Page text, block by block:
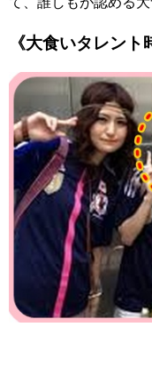
《大食いタレント